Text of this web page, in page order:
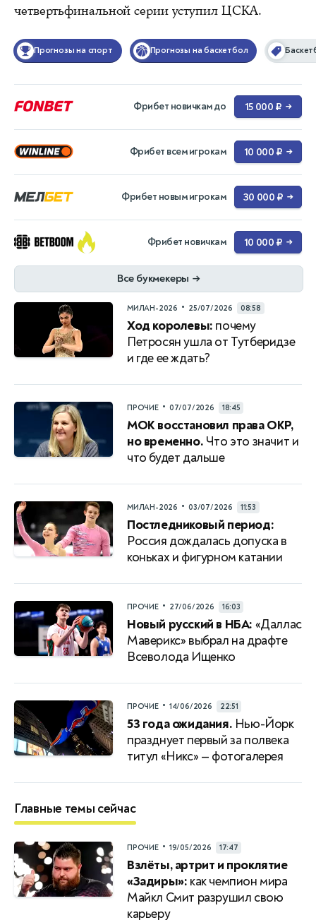
четвертьфинальной серии уступил ЦСКА.
Прогнозы на спорт Прогнозы на баскетбол
Фрибет новичкам до 15 000 ₽ →
Фрибет всем игрокам 10 000 ₽ →
Фрибет новым игрокам 30 000 ₽ →
Фрибет новичкам 10 000 ₽ →
Все букмекеры →
МИЛАН-2026 • 25/07/2026 08:58
Ход королевы: почему
Петросян ушла от Тутберидзе
и где ее ждать?
ПРОЧИЕ • 07/07/2026 18:45
МОК восстановил права ОКР,
но временно. Что это значит и
что будет дальше
МИЛАН-2026 • 03/07/2026 11:53
Постледниковый период:
Россия дождалась допуска в
коньках и фигурном катании
ПРОЧИЕ • 27/06/2026 16:03
Новый русский в НБА: «Даллас
Маверикс» выбрал на драфте
Всеволода Ищенко
ПРОЧИЕ • 14/06/2026 22:51
53 года ожидания. Нью-Йорк
празднует первый за полвека
титул «Никс» — фотогалерея
Главные темы сейчас
ПРОЧИЕ • 19/05/2026 17:47
Взлёты, артрит и проклятие
«Задиры»: как чемпион мира
Майкл Смит разрушил свою
карьеру